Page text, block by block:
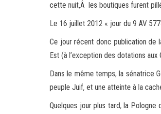
cette nuit,Â les boutiques furent
Le 16 juillet 2012 « jour du 9 AV
Ce jour récent donc publication de
Est (à l’exception des dotations aux
Dans le même temps, la sénatrice
peuple Juif, et une atteinte à la
Quelques jour plus tard, la